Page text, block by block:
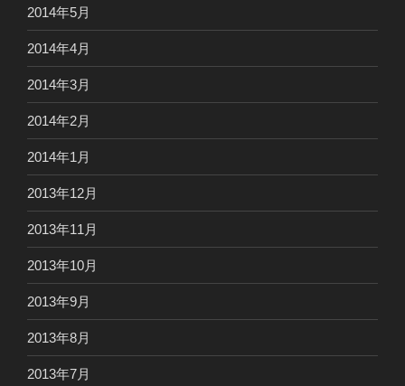
2014年5月
2014年4月
2014年3月
2014年2月
2014年1月
2013年12月
2013年11月
2013年10月
2013年9月
2013年8月
2013年7月